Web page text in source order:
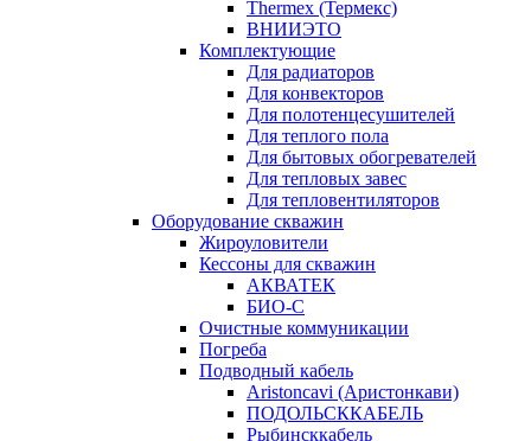
Thermex (Термекс)
ВНИИЭТО
Комплектующие
Для радиаторов
Для конвекторов
Для полотенцесушителей
Для теплого пола
Для бытовых обогревателей
Для тепловых завес
Для тепловентиляторов
Оборудование скважин
Жироуловители
Кессоны для скважин
АКВАТЕК
БИО-С
Очистные коммуникации
Погреба
Подводный кабель
Aristoncavi (Аристонкави)
ПОДОЛЬСККАБЕЛЬ
Рыбинсккабель